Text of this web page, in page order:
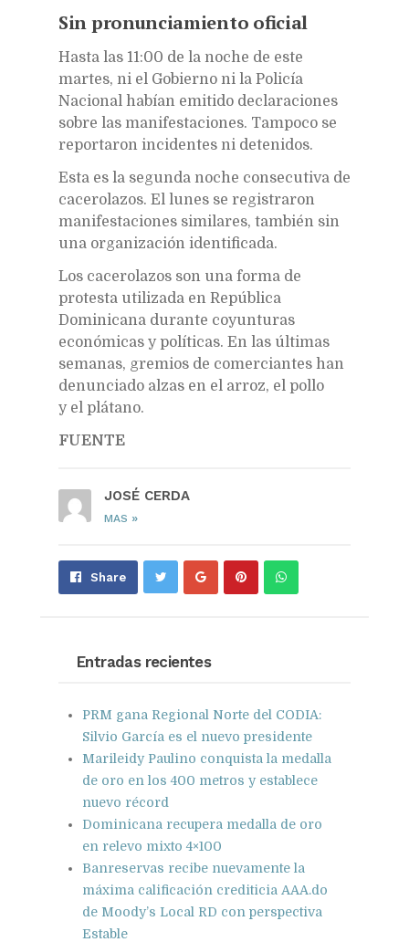
Sin pronunciamiento oficial
Hasta las 11:00 de la noche de este
martes, ni el Gobierno ni la Policía
Nacional habían emitido declaraciones
sobre las manifestaciones. Tampoco se
reportaron incidentes ni detenidos.
Esta es la segunda noche consecutiva de
cacerolazos. El lunes se registraron
manifestaciones similares, también sin
una organización identificada.
Los cacerolazos son una forma de
protesta utilizada en República
Dominicana durante coyunturas
económicas y políticas. En las últimas
semanas, gremios de comerciantes han
denunciado alzas en el arroz, el pollo
y el plátano.
FUENTE
JOSÉ CERDA
MAS »
Share Share Pin Send
Entradas recientes
PRM gana Regional Norte del CODIA:
Silvio García es el nuevo presidente
Marileidy Paulino conquista la medalla
de oro en los 400 metros y establece
nuevo récord
Dominicana recupera medalla de oro
en relevo mixto 4×100
Banreservas recibe nuevamente la
máxima calificación crediticia AAA.do
de Moody’s Local RD con perspectiva
Estable